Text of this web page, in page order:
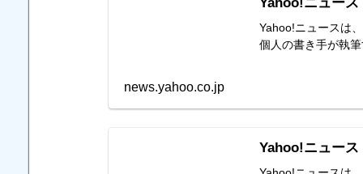
Yahoo!ニュースは
個人の書き手が執
news.yahoo.co.jp
Yahoo!ニュース